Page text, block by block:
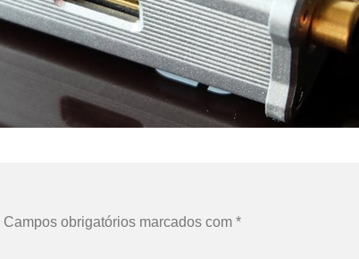
Campos obrigatórios marcados com *